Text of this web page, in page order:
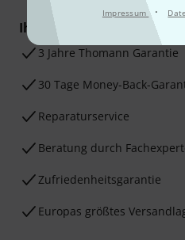
Impressum ·
Ihre Vorteile
3 Jahre Thomann Garantie
30 Tage Money-Back-
Reparaturservice
Beratung durch
Zufriedenheitsgarantie
Europas größtes